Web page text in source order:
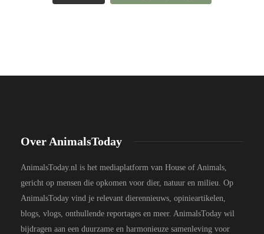
Over AnimalsToday
AnimalsToday.nl is het mediaplatform van House of Animals,
gericht op mensen die opkomen voor dier, natuur en milieu. Op
AnimalsToday vind je relevant dierennieuws, opinieartikelen,
blogs, vlogs, onthullende reportages en meer. AnimalsToday wil
bijdragen aan een duurzame en harmonieuze samenleving voor